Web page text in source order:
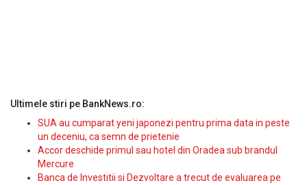
Ultimele stiri pe BankNews.ro:
SUA au cumparat yeni japonezi pentru prima data in peste
un deceniu, ca semn de prietenie
Accor deschide primul sau hotel din Oradea sub brandul
Mercure
Banca de Investitii si Dezvoltare a trecut de evaluarea pe